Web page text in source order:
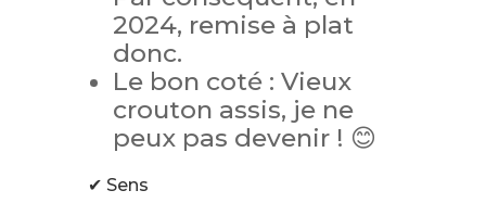
2024, remise à plat
donc.
Le bon coté : Vieux
crouton assis, je ne
peux pas devenir ! 😊
✔ Sens